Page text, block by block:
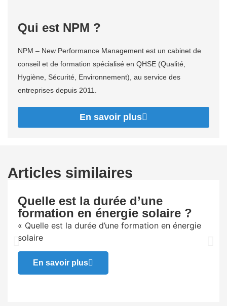
Qui est NPM ?
NPM – New Performance Management est un cabinet de
conseil et de formation spécialisé en QHSE (Qualité,
Hygiène, Sécurité, Environnement), au service des
entreprises depuis 2011.
En savoir plus
Articles similaires
Quelle est la durée d’une
formation en énergie solaire ?
« Quelle est la durée d’une formation en énergie
solaire
En savoir plus